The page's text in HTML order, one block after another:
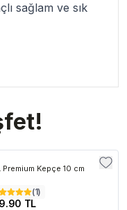
sağlam ve sık
Premium Kepçe 10 cm
(1)
TL